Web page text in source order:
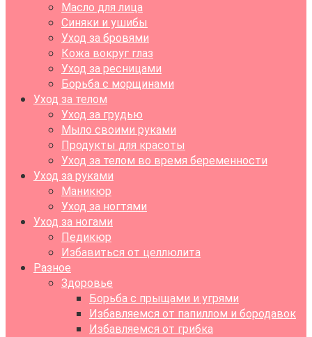
Масло для лица
Синяки и ушибы
Уход за бровями
Кожа вокруг глаз
Уход за ресницами
Борьба с морщинами
Уход за телом
Уход за грудью
Мыло своими руками
Продукты для красоты
Уход за телом во время беременности
Уход за руками
Маникюр
Уход за ногтями
Уход за ногами
Педикюр
Избавиться от целлюлита
Разное
Здоровье
Борьба с прыщами и угрями
Избавляемся от папиллом и бородавок
Избавляемся от грибка